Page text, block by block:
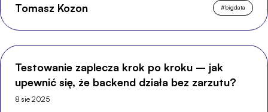
Tomasz Kozon #bigdata
Testowanie zaplecza krok po kroku – jak
upewnić się, że backend działa bez zarzutu?
8 sie 2025